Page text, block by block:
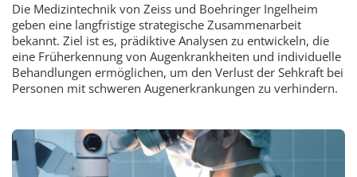
Die Medizintechnik von Zeiss und Boehringer Ingelheim
geben eine langfristige strategische Zusammenarbeit
bekannt. Ziel ist es, prädiktive Analysen zu entwickeln, die
eine Früherkennung von Augenkrankheiten und individuelle
Behandlungen ermöglichen, um den Verlust der Sehkraft bei
Personen mit schweren Augenerkrankungen zu verhindern.